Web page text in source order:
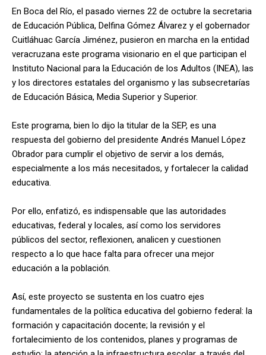
En Boca del Río, el pasado viernes 22 de octubre la secretaria
de Educación Pública, Delfina Gómez Álvarez y el gobernador
Cuitláhuac García Jiménez, pusieron en marcha en la entidad
veracruzana este programa visionario en el que participan el
Instituto Nacional para la Educación de los Adultos (INEA), las
y los directores estatales del organismo y las subsecretarías
de Educación Básica, Media Superior y Superior.
Este programa, bien lo dijo la titular de la SEP, es una
respuesta del gobierno del presidente Andrés Manuel López
Obrador para cumplir el objetivo de servir a los demás,
especialmente a los más necesitados, y fortalecer la calidad
educativa.
Por ello, enfatizó, es indispensable que las autoridades
educativas, federal y locales, así como los servidores
públicos del sector, reflexionen, analicen y cuestionen
respecto a lo que hace falta para ofrecer una mejor
educación a la población.
Así, este proyecto se sustenta en los cuatro ejes
fundamentales de la política educativa del gobierno federal: la
formación y capacitación docente; la revisión y el
fortalecimiento de los contenidos, planes y programas de